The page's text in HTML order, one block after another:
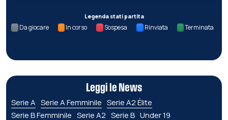
Legenda stati partita
Da giocare In corso Sospesa Rinviata Terminata
Leggi le News
Serie A Serie A Femminile Serie A2 Élite
Serie B Femminile Serie A2 Serie B Under 19